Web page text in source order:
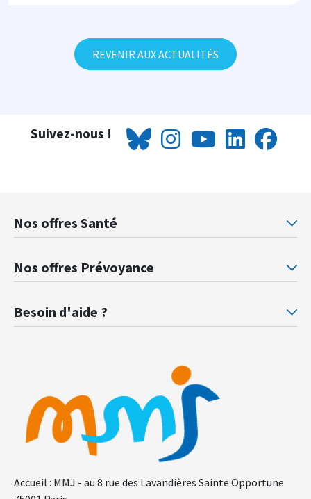
REVENIR AUX ACTUALITÉS
Suivez-nous !
Accueil : MMJ - au 8 rue des Lavandières Sainte Opportune
Nos offres Santé
Mutuelle santé Retraités justice
Nos offres Prévoyance
Besoin d'aide ?